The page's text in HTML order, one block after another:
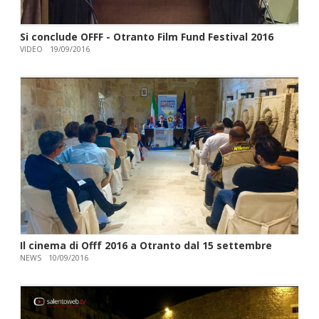
Si conclude OFFF - Otranto Film Fund Festival 2016
VIDEO 19/09/2016
Il cinema di Offf 2016 a Otranto dal 15 settembre
NEWS 10/09/2016